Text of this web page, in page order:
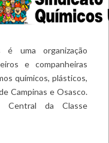
é uma organização
e companheiras
químicos, plásticos,
Campinas e Osasco.
Central da Classe